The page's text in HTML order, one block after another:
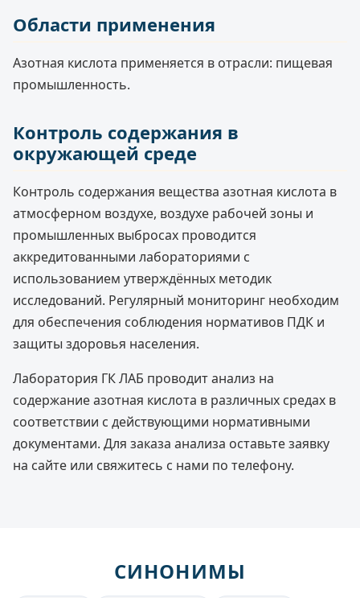
Области применения
Азотная кислота применяется в отрасли: пищевая
промышленность.
Контроль содержания в
окружающей среде
Контроль содержания вещества азотная кислота в
атмосферном воздухе, воздухе рабочей зоны и
промышленных выбросах проводится
аккредитованными лабораториями с
использованием утверждённых методик
исследований. Регулярный мониторинг необходим
для обеспечения соблюдения нормативов ПДК и
защиты здоровья населения.
Лаборатория ГК ЛАБ проводит анализ на
содержание азотная кислота в различных средах в
соответствии с действующими нормативными
документами. Для заказа анализа оставьте заявку
на сайте или свяжитесь с нами по телефону.
СИНОНИМЫ